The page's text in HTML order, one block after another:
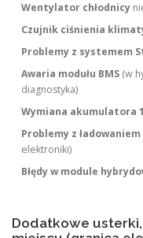
Wentylator chłodnicy
Czujnik ciśnienia
Problemy z systemem
Awaria modułu BMS (w
diagnostyka)
Wymiana akumulatora
Problemy z ładowaniem
elektroniki)
Błędy w module
Dodatkowe